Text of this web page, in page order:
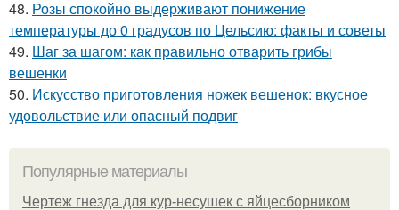
48. Розы спокойно выдерживают понижение
температуры до 0 градусов по Цельсию: факты и советы
49. Шаг за шагом: как правильно отварить грибы
вешенки
50. Искусство приготовления ножек вешенок: вкусное
удовольствие или опасный подвиг
Популярные материалы
Чертеж гнезда для кур-несушек с яйцесборником